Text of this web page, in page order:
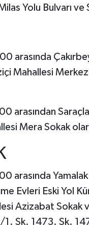
Yolu Bulvarı
arasında
Mahallesi Merkez
arasından
Mera Sokak
arasında
Evleri Eski Yol
Azizabat Sokak
1. Sk. 1473. Sk.